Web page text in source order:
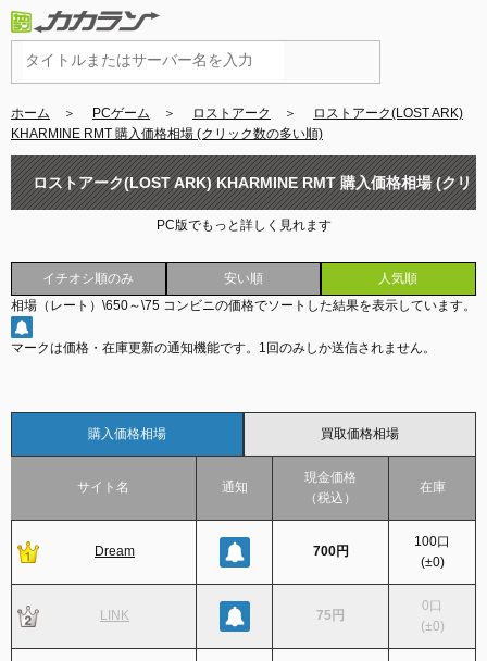
ホーム ＞ PCゲーム ＞ ロストアーク ＞
ロストアーク(LOST ARK)
KHARMINE RMT 購入価格相場 (クリック数の多い順)
ロストアーク(LOST ARK) KHARMINE RMT 購入価格相場 (クリ
PC版でもっと詳しく見れます
イチオシ順のみ 安い順
人気順
相場（レート） \650～\75 コンビニの価格でソートした結果を表示しています。
マークは価格・在庫更新の通知機能です。 1回のみしか送信されません。
購入価格相場 買取価格相場
サイト名 通知
現金価格
（税込）
在庫
Dream 700円
100口
(±0)
LINK 75円
0 口
(±0)